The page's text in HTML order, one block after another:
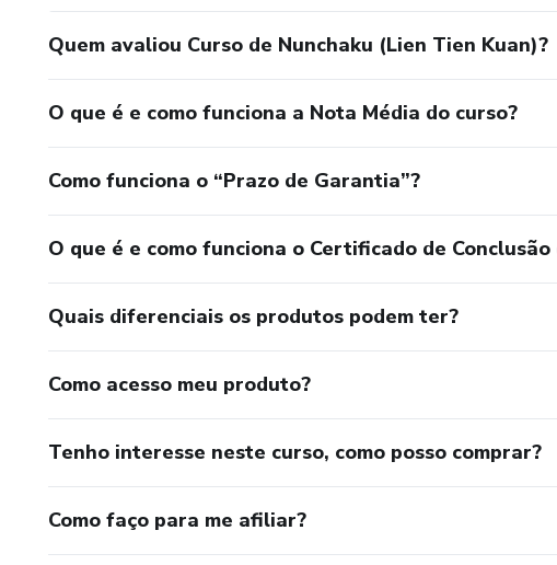
Quem avaliou Curso de Nunchaku (Lien Tien Kuan)?
O que é e como funciona a Nota Média do curso?
Como funciona o “Prazo de Garantia”?
O que é e como funciona o Certificado de
Quais diferenciais os produtos podem ter?
Como acesso meu produto?
Tenho interesse neste curso, como posso comprar?
Como faço para me afiliar?